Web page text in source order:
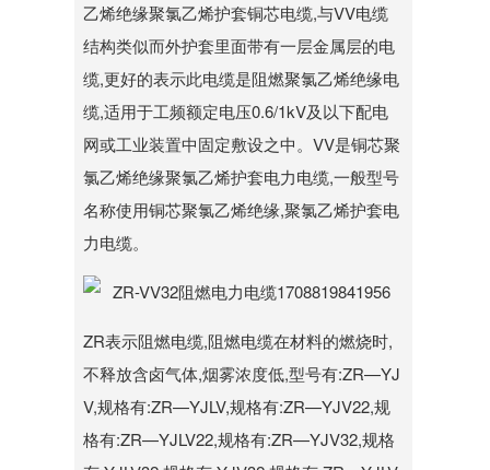
乙烯绝缘聚氯乙烯护套铜芯电缆,与VV电缆
结构类似而外护套里面带有一层金属层的电
缆,更好的表示此电缆是阻燃聚氯乙烯绝缘电
缆,适用于工频额定电压0.6/1kV及以下配电
网或工业装置中固定敷设之中。VV是铜芯聚
氯乙烯绝缘聚氯乙烯护套电力电缆,一般型号
名称使用铜芯聚氯乙烯绝缘,聚氯乙烯护套电
力电缆。
ZR表示阻燃电缆,阻燃电缆在材料的燃烧时,
不释放含卤气体,烟雾浓度低,型号有:ZR—YJ
V,规格有:ZR—YJLV,规格有:ZR—YJV22,规
格有:ZR—YJLV22,规格有:ZR—YJV32,规格